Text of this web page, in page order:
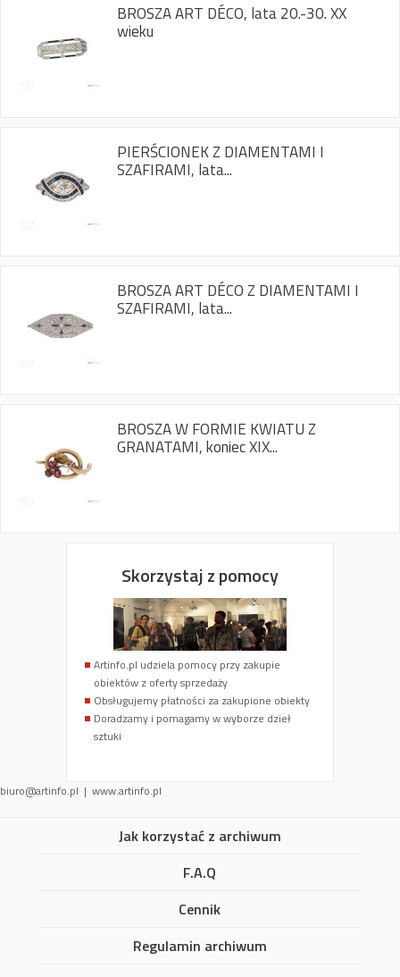
BROSZA ART DÉCO, lata 20.-30. XX
wieku
PIERŚCIONEK Z DIAMENTAMI I
SZAFIRAMI, lata...
BROSZA ART DÉCO Z DIAMENTAMI I
SZAFIRAMI, lata...
BROSZA W FORMIE KWIATU Z
GRANATAMI, koniec XIX...
Skorzystaj z pomocy
Artinfo.pl udziela pomocy przy zakupie
obiektów z oferty sprzedaży
Obsługujemy płatności za zakupione obiekty
Doradzamy i pomagamy w wyborze dzieł
sztuki
biuro@artinfo.pl | www.artinfo.pl
Jak korzystać z archiwum
F.A.Q
Cennik
Regulamin archiwum